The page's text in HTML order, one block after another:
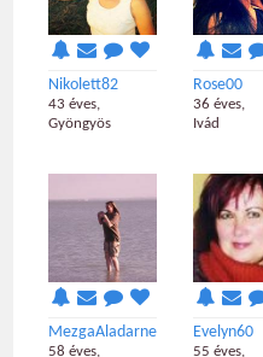
Nikolett82
43 éves,
Gyöngyös
Rose00
36 éves,
Ivád
MezgaAladarne
58 éves,
Evelyn60
55 éves,